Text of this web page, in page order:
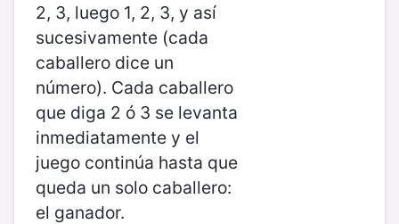
2, 3, luego 1, 2, 3, y así
sucesivamente (cada
caballero dice un
número). Cada caballero
que diga 2 ó 3 se levanta
inmediatamente y el
juego continúa hasta que
queda un solo caballero:
el ganador.